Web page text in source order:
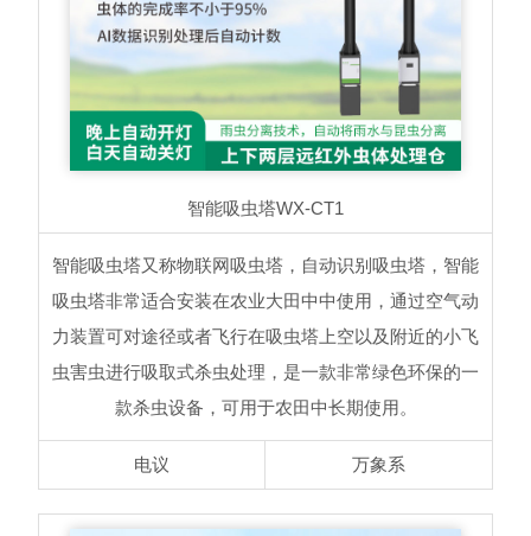
智能吸虫塔WX-CT1
智能吸虫塔又称物联网吸虫塔，自动识别吸虫塔，智能
吸虫塔非常适合安装在农业大田中中使用，通过空气动
力装置可对途径或者飞行在吸虫塔上空以及附近的小飞
虫害虫进行吸取式杀虫处理，是一款非常绿色环保的一
款杀虫设备，可用于农田中长期使用。
电议 万象系